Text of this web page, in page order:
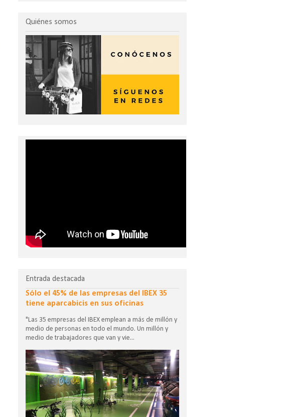
Quiénes somos
Entrada destacada
Sólo el 45% de las empresas del IBEX 35
tiene aparcabicis en sus oficinas
"Las 35 empresas del IBEX emplean a más de millón y
medio de personas en todo el mundo. Un millón y
medio de trabajadores que van y vie...